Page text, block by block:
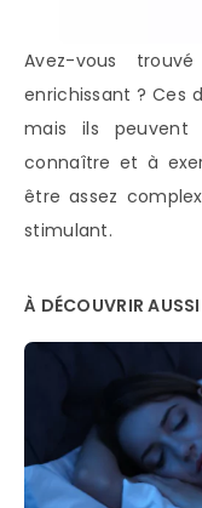
Avez-vous
enrichissant ? Ces
mais ils peuvent
connaître et à
être assez
stimulant.
À DÉCOUVRIR